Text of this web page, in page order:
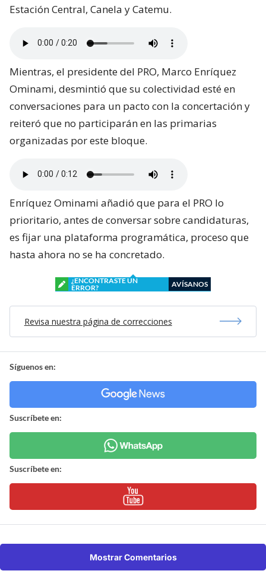
Estación Central, Canela y Catemu.
Mientras, el presidente del PRO, Marco Enríquez
Ominami, desmintió que su colectividad esté en
conversaciones para un pacto con la concertación y
reiteró que no participarán en las primarias
organizadas por este bloque.
Enríquez Ominami añadió que para el PRO lo
prioritario, antes de conversar sobre candidaturas,
es fijar una plataforma programática, proceso que
hasta ahora no se ha concretado.
¿ENCONTRASTE UN
ERROR?
AVÍSANOS
Revisa nuestra página de correcciones
Síguenos en:
Suscríbete en:
Suscríbete en:
Mostrar Comentarios